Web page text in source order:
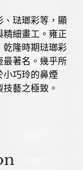
、琺瑯彩等，顯
細畫工。雍正
乾隆時期琺瑯彩
最著名。幾乎所
小巧玲的鼻煙
藝之極致。